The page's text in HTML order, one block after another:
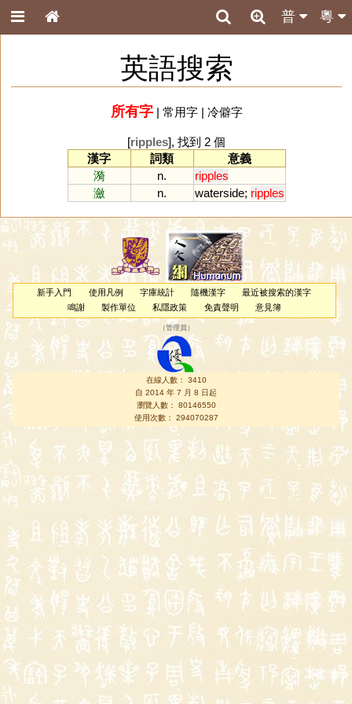
粵
普
英語搜索
所有字| 常用字| 冷僻字
[ripples], 找到 2 個
漢字
詞類
意義
漪
n.
ripples
瀲
n. waterside; ripples
新手入門 使用凡例 字庫統計 隨機漢字
最近被搜索的漢字
鳴謝
製作單位 私隱政策 免責聲明 意見簿
（管理員 ）
在線人數： 3410
自 2014 年 7 月 8 日起
瀏覽人數： 80146550
使用次數： 294070287